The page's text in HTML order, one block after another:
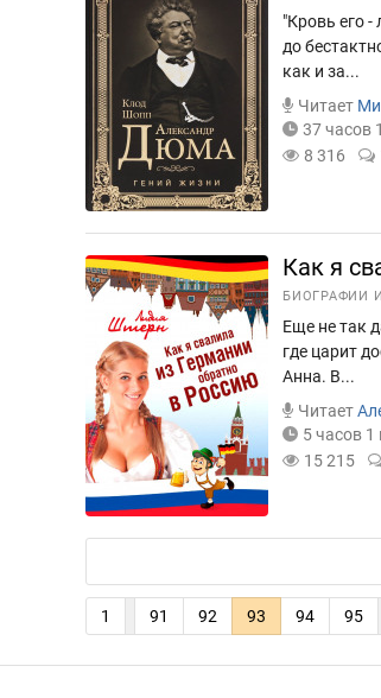
"Кровь его
до
как и за...
Читает
37 часов
8 316
Как я
БИОГРАФИИ
Еще не так
где царит
Анна. В...
Читает
5 часов 1
15 215
1 91 92 93 94 95